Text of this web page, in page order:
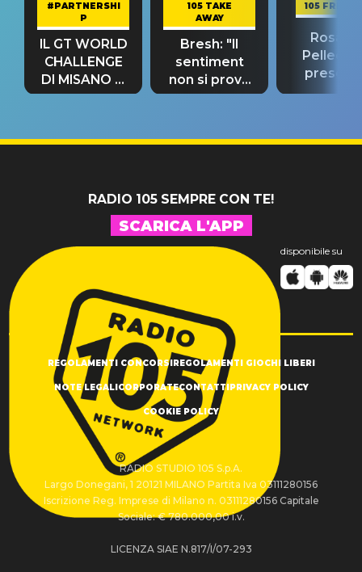
#PARTNERSHI
P
IL GT WORLD
CHALLENGE
DI MISANO si
riconferma
105 TAKE
AWAY
Bresh: "Il
sentiment
non si prova
fino alla notte
105
Rosario
“Così
RADIO 105 SEMPRE CON TE!
SCARICA L'APP
disponibile su
REGOLAMENTI CONCORSI REGOLAMENTI GIOCHI LIBERI
NOTE LEGALI CORPORATECONTATTI PRIVACY POLICY
COOKIE POLICY
RADIO STUDIO 105 S.p.A.
Largo Donegani, 1 20121 MILANO Partita Iva 03111280156
Iscrizione Reg. Imprese di Milano n. 03111280156 Capitale
Sociale: € 780.000,00 i.v.
LICENZA SIAE N.817/I/07-293